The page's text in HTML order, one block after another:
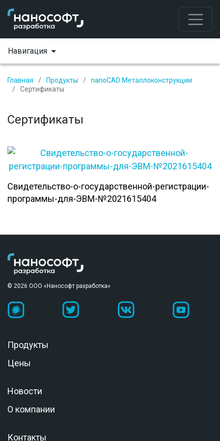
Навигация
Главная Продукты
nanoCAD Металлоконструкции
Сертификаты
Сертификаты
Свидетельство-о-государственной-регистрации-
программы-для-ЭВМ-№2021615404
© 2026 ООО «Нанософт разработка»
Продукты
Цены
Новости
О компании
Контакты